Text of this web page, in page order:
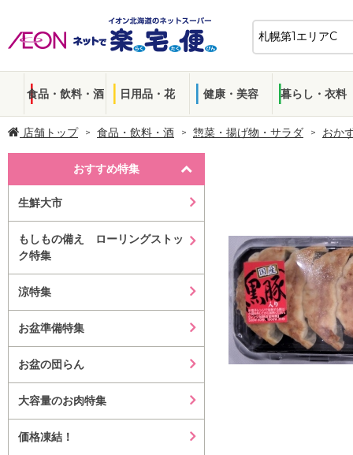
食品・飲料・酒 日用品・花 健康・美容 暮らし・衣料
店舗トップ 食品・飲料・酒 惣菜・揚げ物・サラダ おか
おすすめ特集
生鮮大市
もしもの備え ローリングストッ
ク特集
涼特集
お盆準備特集
お盆の団らん
大容量のお肉特集
価格凍結！